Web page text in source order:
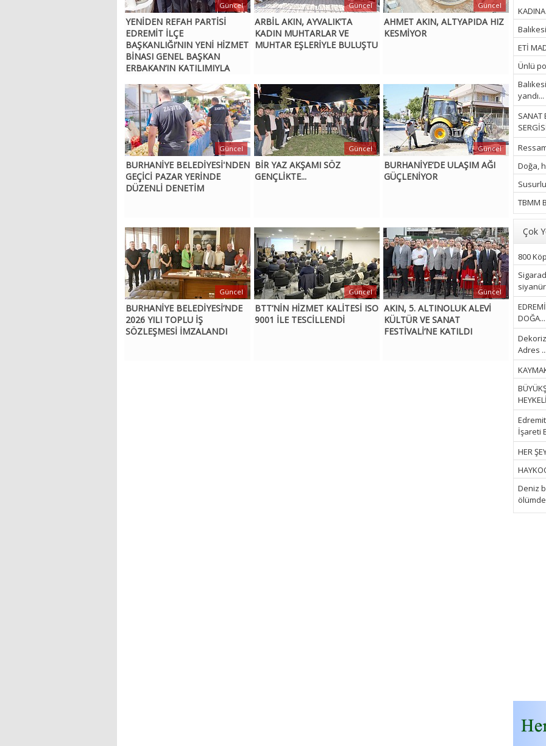
ETİ
Ünlü
yandı...
SANAT
Doğa,
TBMM
Çok
800
DOĞA...
Adres ...
İşareti
HER
Deniz
YENİDEN REFAH PARTİSİ
EDREMİT İLÇE
BAŞKANLIĞI’NIN YENİ HİZMET
BİNASI GENEL BAŞKAN
ERBAKAN’IN KATILIMIYLA
Güncel
ARBİL AKIN, AYVALIK’TA
KADIN MUHTARLAR VE
MUHTAR EŞLERİYLE BULUŞTU
Güncel
AHMET AKIN, ALTYAPIDA HIZ
KESMİYOR
Güncel
BURHANİYE BELEDİYESİ'NDEN
GEÇİCİ PAZAR YERİNDE
DÜZENLİ DENETİM
Güncel
BİR YAZ AKŞAMI SÖZ
GENÇLİKTE...
Güncel
BURHANİYE’DE ULAŞIM AĞI
GÜÇLENİYOR
Güncel
BURHANİYE BELEDİYESİ’NDE
2026 YILI TOPLU İŞ
SÖZLEŞMESİ İMZALANDI
Güncel
BTT’NİN HİZMET KALİTESİ ISO
9001 İLE TESCİLLENDİ
Güncel
AKIN, 5. ALTINOLUK ALEVİ
KÜLTÜR VE SANAT
FESTİVALİ’NE KATILDI
Güncel